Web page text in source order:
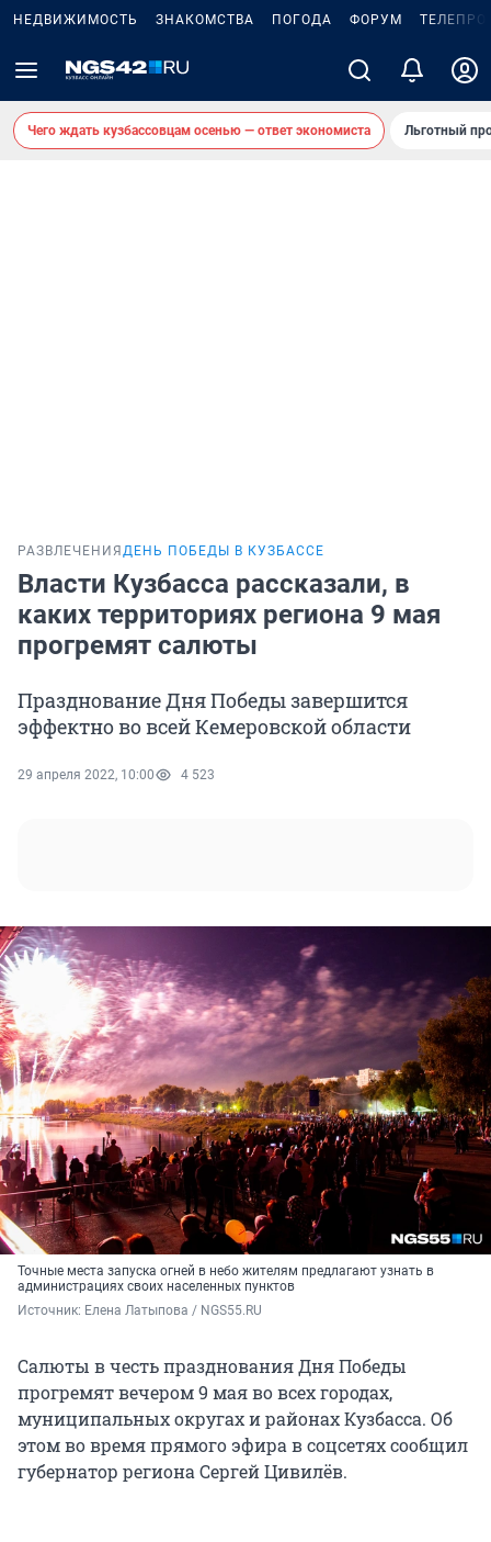
НЕДВИЖИМОСТЬ ЗНАКОМСТВА ПОГОДА ФОРУМ
Чего ждать кузбассовцам осенью — ответ экономиста Льготный
РАЗВЛЕЧЕНИЯ ДЕНЬ ПОБЕДЫ В КУЗБАССЕ
Власти Кузбасса рассказали, в
каких территориях региона 9 мая
прогремят салюты
Празднование Дня Победы завершится
эффектно во всей Кемеровской области
29 апреля 2022, 10:00 4 523
Точные места запуска огней в небо жителям предлагают узнать в
администрациях своих населенных пунктов
Источник: Елена Латыпова / NGS55.RU
Салюты в честь празднования Дня Победы
прогремят вечером 9 мая во всех городах,
муниципальных округах и районах Кузбасса. Об
этом во время прямого эфира в соцсетях сообщил
губернатор региона Сергей Цивилёв.